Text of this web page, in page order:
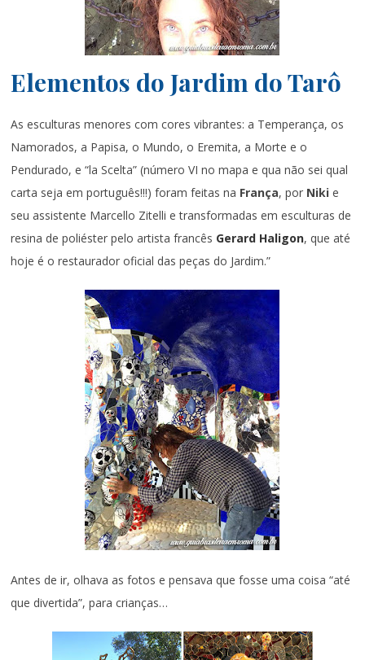
Elementos do Jardim do Tarô
As esculturas menores com cores vibrantes: a Temperança, os
Namorados, a Papisa, o Mundo, o Eremita, a Morte e o
Pendurado, e “la Scelta” (número VI no mapa e qua não sei qual
carta seja em português!!!) foram feitas na França, por Niki e
seu assistente Marcello Zitelli e transformadas em esculturas de
resina de poliéster pelo artista francês Gerard Haligon, que até
hoje é o restaurador oficial das peças do Jardim.”
Antes de ir, olhava as fotos e pensava que fosse uma coisa “até
que divertida”, para crianças…